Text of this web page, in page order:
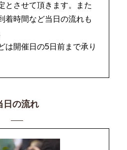
とさせて頂きます。また
着時間など当日の流れも
は開催日の5日前まで承り
日の流れ